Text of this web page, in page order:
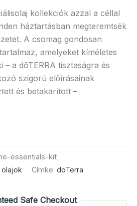
kollekciók azzal a céllal
háztartásban megteremtsék
A csomag gondosan
amelyeket kíméletes
a dōTERRA tisztaságra és
szigorú előírásainak
és betakarított –
essentials-kit
olajok Címke: doTerra
Safe Checkout